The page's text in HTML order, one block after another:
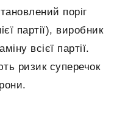
поріг
партії), виробник
всієї партії.
ризик суперечок